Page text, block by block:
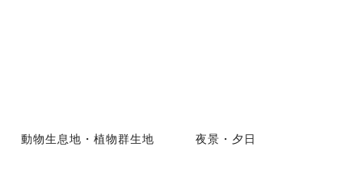
動物生息地・植物群生地 夜景・夕日